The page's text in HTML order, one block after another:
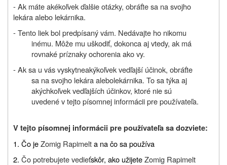
- Ak máte akékoľvek ďalšie otázky, obráťte sa na svojho
lekára alebo lekárnika.
- Tento liek bol predpísaný vám. Nedávajte ho nikomu
inému. Môže mu uškodiť, dokonca aj vtedy, ak má
rovnaké príznaky ochorenia ako vy.
-Aksa u vás vyskytneakýkoľvek vedľajší účinok, obráťte
sa na svojho lekáraalebolekárnika. To sa týka aj
akýchkoľvek vedľajších účinkov, ktoré nie sú
uvedené v tejto písomnej informácii pre používateľa.
V tejto písomnej informácii pre používateľa sa dozviete:
1. Čo jeZomig Rapimelta na čo sa používa
2. Čo potrebujete vedieťskôr, ako užijeteZomig Rapimelt